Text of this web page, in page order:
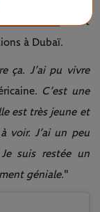
s’est
à Dubaï.
ça. J’ai pu vivre
C’est une
est très jeune et
voir. J’ai un peu
Je suis restée un
géniale."